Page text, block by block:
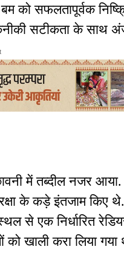
को सफलतापूर्वक
सटीकता के साथ
में तब्दील नजर
के कड़े इंतजाम किए
से एक निर्धारित
खाली करा लिया गया